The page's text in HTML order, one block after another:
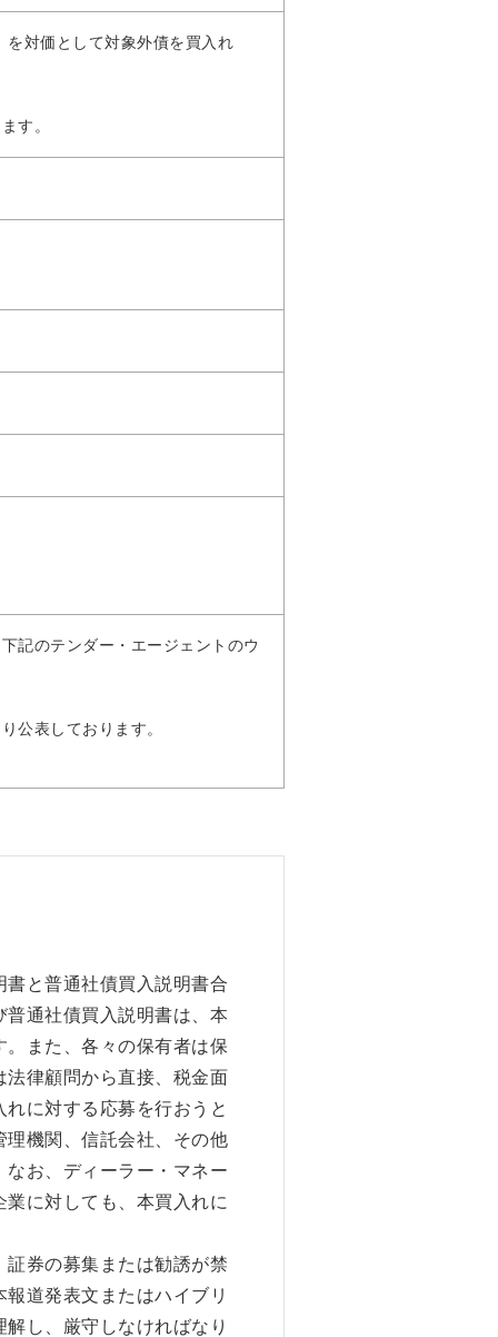
を対価として対象外債を買入れ
す。
記のテンダー・エージェントのウ
公表しております。
と普通社債買入説明書合
通社債買入説明書は、本
また、各々の保有者は保
律顧問から直接、税金面
に対する応募を行おうと
機関、信託会社、その他
お、ディーラー・マネー
に対しても、本買入れに
券の募集または勧誘が禁
道発表文またはハイブリ
し、厳守しなければなり